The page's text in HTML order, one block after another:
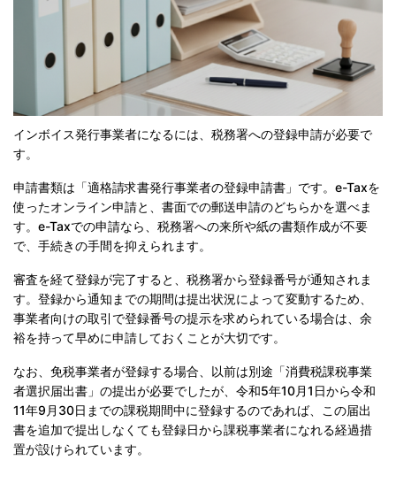
インボイス発行事業者になるには、税務署への登録申請が必要で
す。
申請書類は「適格請求書発行事業者の登録申請書」です。e-Taxを
使ったオンライン申請と、書面での郵送申請のどちらかを選べま
す。e-Taxでの申請なら、税務署への来所や紙の書類作成が不要
で、手続きの手間を抑えられます。
審査を経て登録が完了すると、税務署から登録番号が通知されま
す。登録から通知までの期間は提出状況によって変動するため、
事業者向けの取引で登録番号の提示を求められている場合は、余
裕を持って早めに申請しておくことが大切です。
なお、免税事業者が登録する場合、以前は別途「消費税課税事業
者選択届出書」の提出が必要でしたが、令和5年10月1日から令和
11年9月30日までの課税期間中に登録するのであれば、この届出
書を追加で提出しなくても登録日から課税事業者になれる経過措
置が設けられています。